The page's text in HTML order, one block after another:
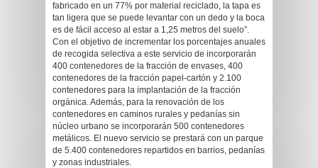
fabricado en un 77% por material reciclado, la tapa es
tan ligera que se puede levantar con un dedo y la boca
es de fácil acceso al estar a 1,25 metros del suelo”.
Con el objetivo de incrementar los porcentajes anuales
de recogida selectiva a este servicio de incorporarán
400 contenedores de la fracción de envases, 400
contenedores de la fracción papel-cartón y 2.100
contenedores para la implantación de la fracción
orgánica. Además, para la renovación de los
contenedores en caminos rurales y pedanías sin
núcleo urbano se incorporarán 500 contenedores
metálicos. El nuevo servicio se prestará con un parque
de 5.400 contenedores repartidos en barrios, pedanías
y zonas industriales.